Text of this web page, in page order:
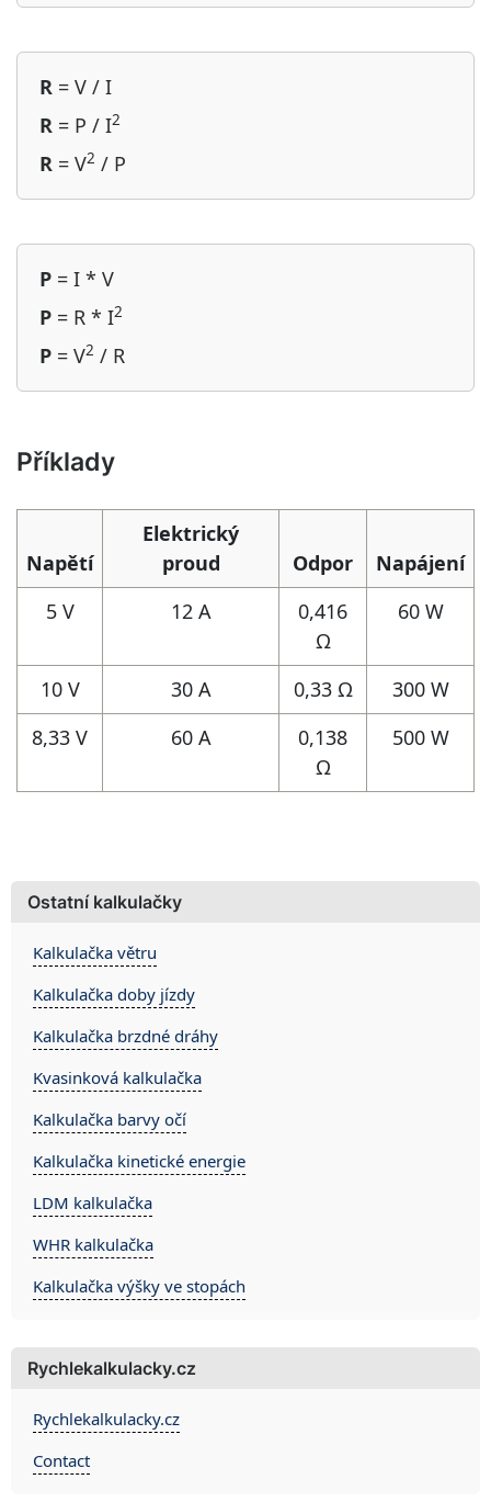
R = V / I
R = P / I2
R = V2 / P
P = I * V
P = R * I2
P = V2 / R
Příklady
Napětí
Elektrický
proud
Odpor
Napájení
5 V
12 A
0,416
Ω
60 W
10 V 30 A 0,33 Ω
300 W
8,33 V
60 A
0,138
Ω
500 W
Ostatní kalkulačky
Kalkulačka větru
Kalkulačka doby jízdy
Kalkulačka brzdné dráhy
Kvasinková kalkulačka
Kalkulačka barvy očí
Kalkulačka kinetické energie
LDM kalkulačka
WHR kalkulačka
Kalkulačka výšky ve stopách
Rychlekalkulacky.cz
Rychlekalkulacky.cz
Contact